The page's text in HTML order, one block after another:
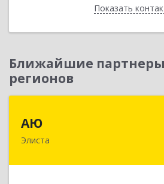
ПоказатьНазад
Ближайшие партнеры
регионов
АЮ
Элиста
358009, Калмыкия Респ,